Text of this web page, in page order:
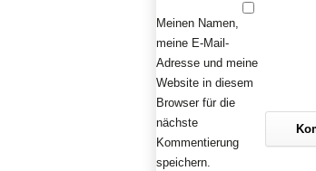
Meinen Namen,
meine E-Mail-
Adresse und meine
Website in diesem
Browser für die
nächste
Kommentierung
speichern.